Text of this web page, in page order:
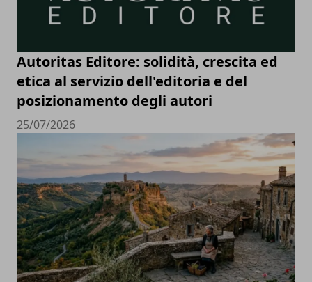
Autoritas Editore: solidità, crescita ed
etica al servizio dell'editoria e del
posizionamento degli autori
25/07/2026